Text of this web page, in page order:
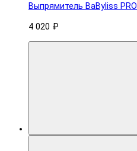
Выпрямитель BaByliss
4 020 ₽